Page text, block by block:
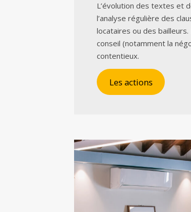
L’évolution des textes et
l’analyse régulière des
locataires ou des
conseil (notamment la
contentieux.
Les actions